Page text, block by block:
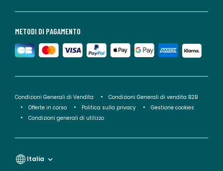
METODI DI PAGAMENTO
Condizioni Generali di Vendita
Condizioni Generali di vendita B2B
Offerte in corso
Politica sulla privacy
Gestione cookies
Condizioni generali di utilizzo
Italia